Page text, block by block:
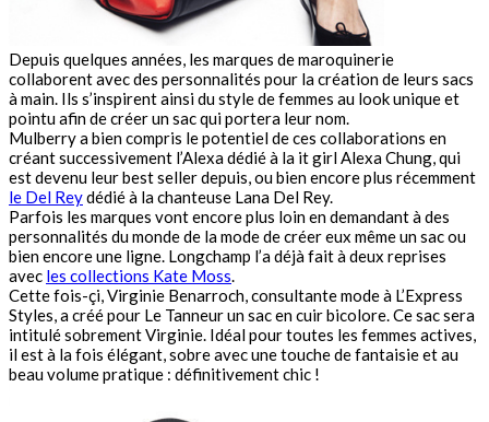
Depuis quelques années, les marques de maroquinerie
collaborent avec des personnalités pour la création de leurs sacs
à main. Ils s’inspirent ainsi du style de femmes au look unique et
pointu afin de créer un sac qui portera leur nom.
Mulberry a bien compris le potentiel de ces collaborations en
créant successivement l’Alexa dédié à la it girl Alexa Chung, qui
est devenu leur best seller depuis, ou bien encore plus récemment
le Del Reydédié à la chanteuse Lana Del Rey.
Parfois les marques vont encore plus loin en demandant à des
personnalités du monde de la mode de créer eux même un sac ou
bien encore une ligne. Longchamp l’a déjà fait à deux reprises
avec les collections Kate Moss.
Cette fois-çi, Virginie Benarroch, consultante mode à L’Express
Styles, a créé pour Le Tanneur un sac en cuir bicolore. Ce sac sera
intitulé sobrement Virginie. Idéal pour toutes les femmes actives,
il est à la fois élégant, sobre avec une touche de fantaisie et au
beau volume pratique : définitivement chic !